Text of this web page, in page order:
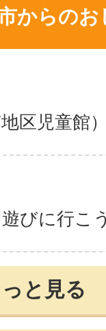
からの
区児童館
びに行こ
と見る